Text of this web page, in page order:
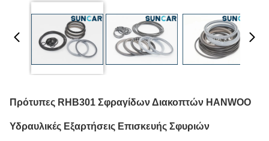
Πρότυπες RHB301 Σφραγίδων Διακοπτών HANWOO
Υδραυλικές Εξαρτήσεις Επισκευής Σφυριών